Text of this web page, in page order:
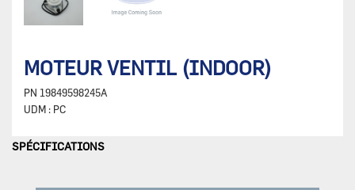
MOTEUR VENTIL (INDOOR)
PN 19849598245A
UDM : PC
SPÉCIFICATIONS